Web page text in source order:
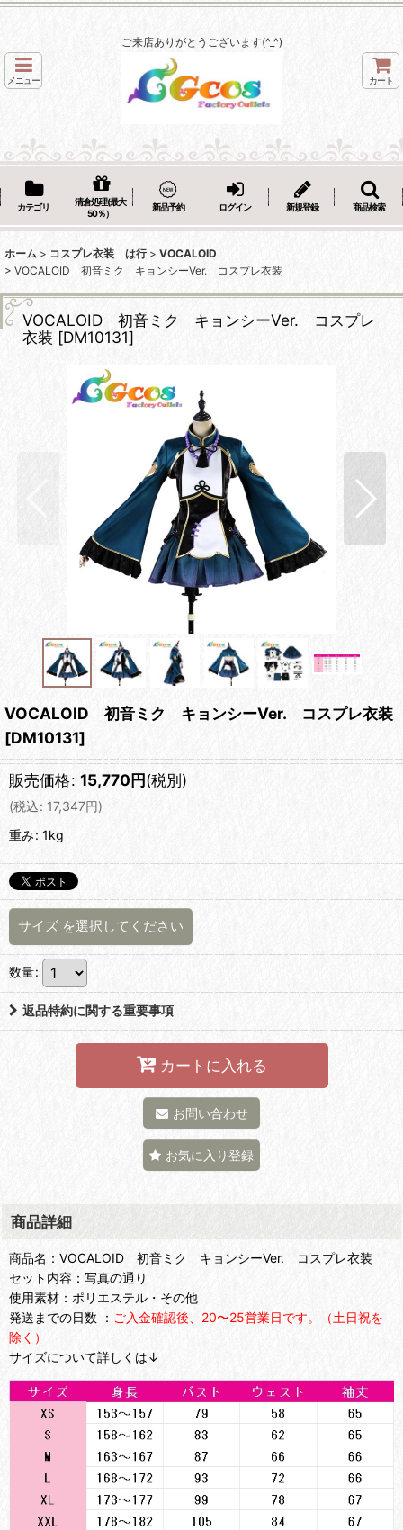
ご来店ありがとうございます(^_^)
メニュー カート
カテゴリ
清倉処理(最大
50％）
新品予約 ログイン 新規登録 商品検索
ホーム > コスプレ衣装 は行 > VOCALOID
> VOCALOID 初音ミク キョンシーVer. コスプレ衣装
VOCALOID 初音ミク キョンシーVer. コスプレ
衣装 [DM10131]
VOCALOID 初音ミク キョンシーVer. コスプレ衣装
[DM10131]
販売価格: 15,770円(税別)
(税込: 17,347円)
重み: 1kg
サイズ を選択してください
数量:
返品特約に関する重要事項
カートに入れる
お問い合わせ
お気に入り登録
商品詳細
商品名：VOCALOID 初音ミク キョンシーVer. コスプレ衣装
セット内容：写真の通り
使用素材：ポリエステル・その他
発送までの日数 ： ご入金確認後、20〜25営業日です。（土日祝を
除く）
サイズについて詳しくは↓